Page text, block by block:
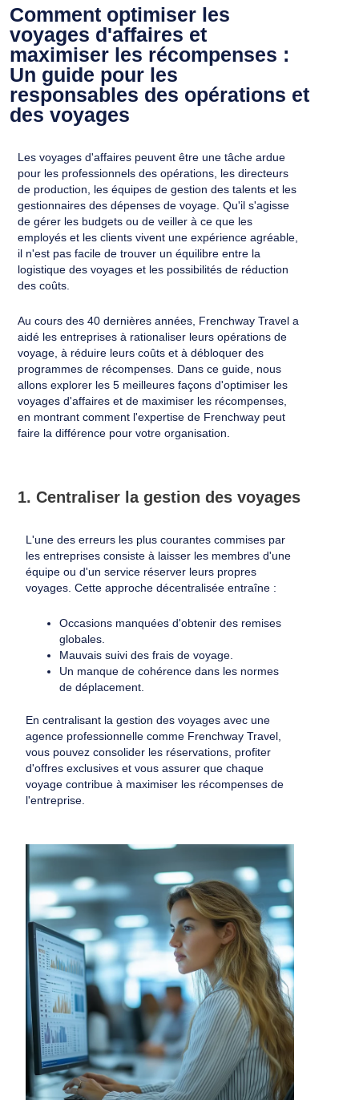
Comment optimiser les
voyages d'affaires et
maximiser les récompenses :
Un guide pour les
responsables des opérations et
des voyages
Les voyages d'affaires peuvent être une tâche ardue
pour les professionnels des opérations, les directeurs
de production, les équipes de gestion des talents et les
gestionnaires des dépenses de voyage. Qu'il s'agisse
de gérer les budgets ou de veiller à ce que les
employés et les clients vivent une expérience agréable,
il n'est pas facile de trouver un équilibre entre la
logistique des voyages et les possibilités de réduction
des coûts.
Au cours des 40 dernières années, Frenchway Travel a
aidé les entreprises à rationaliser leurs opérations de
voyage, à réduire leurs coûts et à débloquer des
programmes de récompenses. Dans ce guide, nous
allons explorer les 5 meilleures façons d'optimiser les
voyages d'affaires et de maximiser les récompenses,
en montrant comment l'expertise de Frenchway peut
faire la différence pour votre organisation.
1. Centraliser la gestion des voyages
L'une des erreurs les plus courantes commises par
les entreprises consiste à laisser les membres d'une
équipe ou d'un service réserver leurs propres
voyages. Cette approche décentralisée entraîne :
Occasions manquées d'obtenir des remises
globales.
Mauvais suivi des frais de voyage.
Un manque de cohérence dans les normes
de déplacement.
En centralisant la gestion des voyages avec une
agence professionnelle comme Frenchway Travel,
vous pouvez consolider les réservations, profiter
d'offres exclusives et vous assurer que chaque
voyage contribue à maximiser les récompenses de
l'entreprise.